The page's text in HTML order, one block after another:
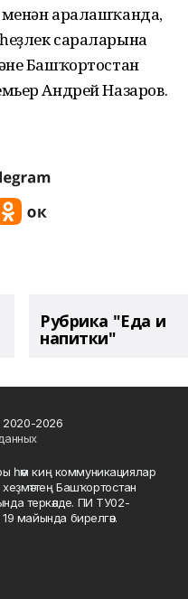
менəн аралашҡанда,
сараларына
Башҡортостан
Андрей Назаров.
Рубрика "Еда и
напитки"
2020-2026
һәм киң коммуникациялар
хеҙмәттең Башҡортостан
теркәлде. ПИ ТУ02-
майында бирелгән.